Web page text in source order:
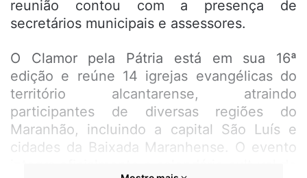
reunião contou com a presença de
secretários municipais e assessores.
O Clamor pela Pátria está em sua 16ª
edição e reúne 14 igrejas evangélicas do
território alcantarense, atraindo
participantes de diversas regiões do
Maranhão, incluindo a capital São Luís e
cidades da Baixada Maranhense. O evento